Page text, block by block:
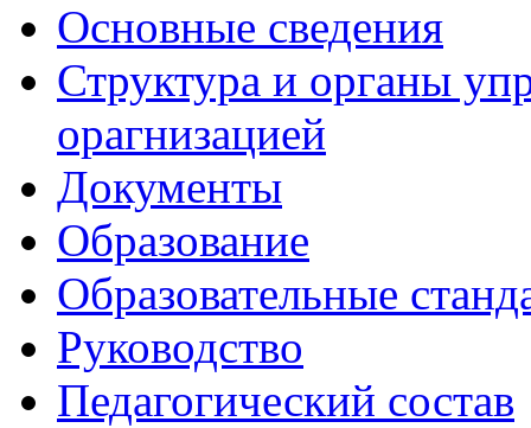
Основные сведения
Структура и органы
орагнизацией
Документы
Образование
Образовательные
Руководство
Педагогический состав